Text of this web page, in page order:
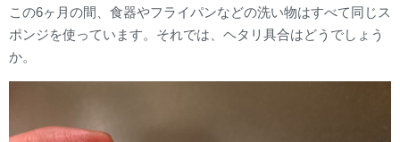
この6ヶ月の間、食器やフライパンなどの洗い物はすべて同じス
ポンジを使っています。それでは、ヘタリ具合はどうでしょう
か。